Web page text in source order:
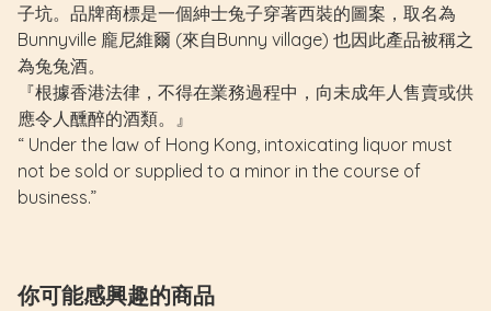
子坑。品牌商標是一個紳士兔子穿著西裝的圖案，取名為
Bunnyville 龐尼維爾 (來自Bunny village) 也因此產品被稱之
為兔兔酒。
『根據香港法律，不得在業務過程中，向未成年人售賣或供
應令人醺醉的酒類。』
“ Under the law of Hong Kong, intoxicating liquor must
not be sold or supplied to a minor in the course of
business.”
你可能感興趣的商品